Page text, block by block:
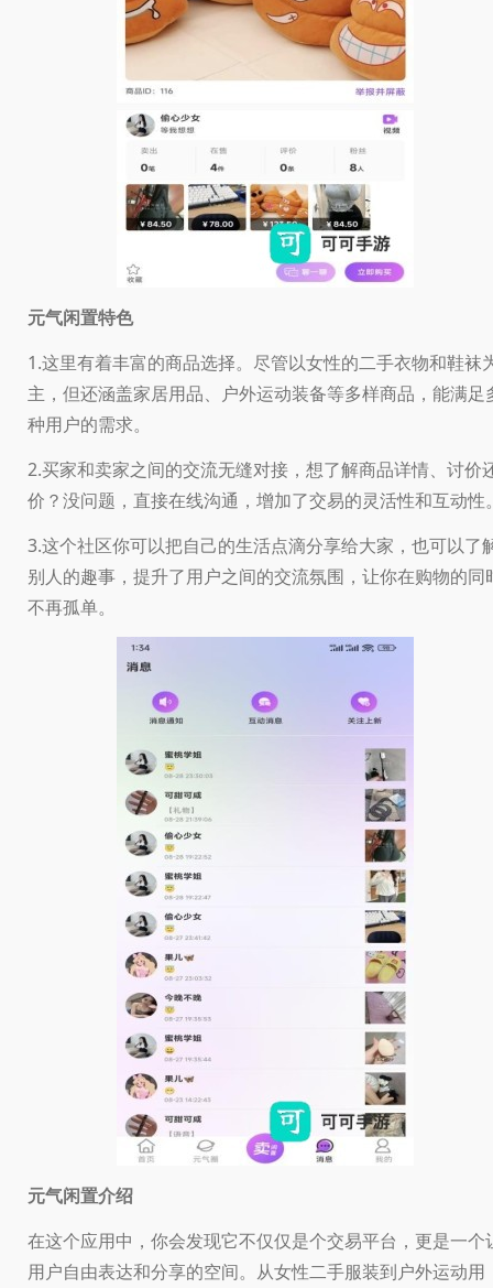
元气闲置特色
1.这里有着丰富的商品选择。尽管以女性的二手衣物和鞋袜
主，但还涵盖家居用品、户外运动装备等多样商品，能满足
种用户的需求。
2.买家和卖家之间的交流无缝对接，想了解商品详情、讨价
价？没问题，直接在线沟通，增加了交易的灵活性和互动性
3.这个社区你可以把自己的生活点滴分享给大家，也可以了
别人的趣事，提升了用户之间的交流氛围，让你在购物的同
不再孤单。
元气闲置介绍
在这个应用中，你会发现它不仅仅是个交易平台，更是一个
用户自由表达和分享的空间。从女性二手服装到户外运动用